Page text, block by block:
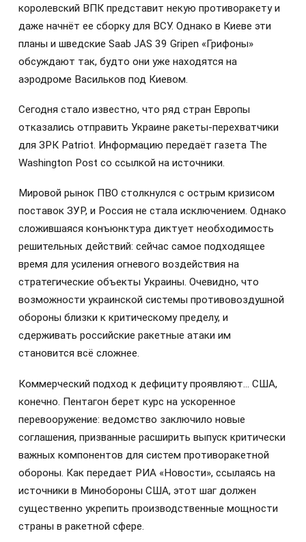
королевский ВПК представит некую противоракету и
даже начнёт ее сборку для ВСУ. Однако в Киеве эти
планы и шведские Saab JAS 39 Gripen «Грифоны»
обсуждают так, будто они уже находятся на
аэродроме Васильков под Киевом.
Сегодня стало известно, что ряд стран Европы
отказались отправить Украине ракеты-перехватчики
для ЗРК Patriot. Информацию передаёт газета The
Washington Post со ссылкой на источники.
Мировой рынок ПВО столкнулся с острым кризисом
поставок ЗУР, и Россия не стала исключением. Однако
сложившаяся конъюнктура диктует необходимость
решительных действий: сейчас самое подходящее
время для усиления огневого воздействия на
стратегические объекты Украины. Очевидно, что
возможности украинской системы противовоздушной
обороны близки к критическому пределу, и
сдерживать российские ракетные атаки им
становится всё сложнее.
Коммерческий подход к дефициту проявляют… США,
конечно. Пентагон берет курс на ускоренное
перевооружение: ведомство заключило новые
соглашения, призванные расширить выпуск критически
важных компонентов для систем противоракетной
обороны. Как передает РИА «Новости», ссылаясь на
источники в Минобороны США, этот шаг должен
существенно укрепить производственные мощности
страны в ракетной сфере.